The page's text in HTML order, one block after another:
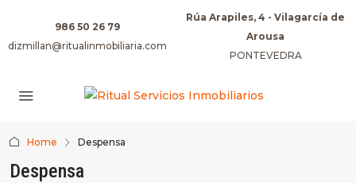
986 50 26 79
dizmillan@ritualinmobiliaria.com
Rúa Arapiles, 4 - Vilagarcía de
Arousa
PONTEVEDRA
Home Despensa
Despensa